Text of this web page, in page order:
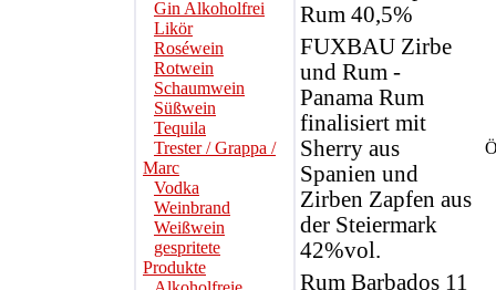
Gin Alkoholfrei
Likör
Roséwein
Rotwein
Schaumwein
Süßwein
Tequila
Trester / Grappa /
Marc
Vodka
Weinbrand
Weißwein
gespritete
Produkte
Rum 40,5%
FUXBAU Zirbe
und Rum -
Panama Rum
finalisiert mit
Sherry aus
Spanien und
Zirben Zapfen aus
der Steiermark
42%vol.
Rum Barbados 11